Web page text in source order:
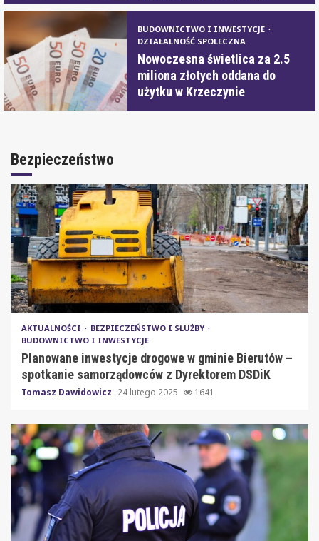
BUDOWNICTWO I INWESTYCJE
DZIAŁALNOŚĆ SPOŁECZNA
Nowoczesna świetlica za 2.5
miliona złotych oddana do
użytku w Krzeczynie
Bezpieczeństwo
AKTUALNOŚCI
BEZPIECZEŃSTWO I SŁUŻBY
BUDOWNICTWO I INWESTYCJE
Planowane inwestycje drogowe w gminie Bierutów –
spotkanie samorządowców z Dyrektorem DSDiK
Tomasz Dawidowicz 24 lutego 2025 1641